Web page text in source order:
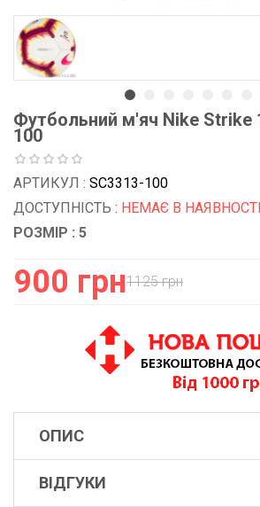
Футбольний м'яч Nike Strike
100
АРТИКУЛ : SC3313-100
ДОСТУПНІСТЬ : НЕМАЄ В НАЯВНОСТІ
РОЗМІР : 5
900 грн1125 грн
ОПИС
ВІДГУКИ